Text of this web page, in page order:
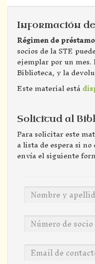
Información
Régimen de
socios de la STE
ejemplar por un
Biblioteca, y la
Este material está
Solicitud al
Para solicitar este
a lista de espera si
envía el siguiente